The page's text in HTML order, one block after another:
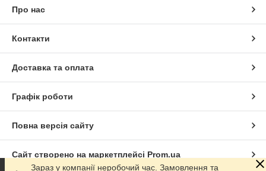
Про нас
Контакти
Доставка та оплата
Графік роботи
Повна версія сайту
Сайт створено на маркетплейсі Prom.ua
Зараз у компанії неробочий час. Замовлення та